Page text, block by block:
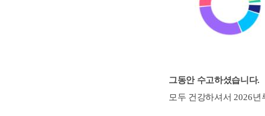
그동안 수고하셨습니다.
모두 건강하셔서 2026년